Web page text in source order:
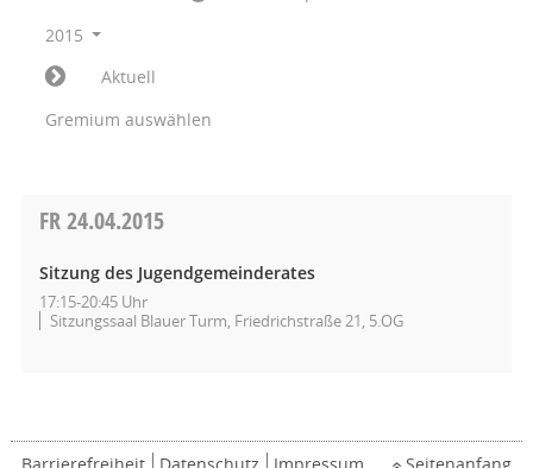
2015
Aktuell
Gremium auswählen
FR24.04.2015
Sitzung des Jugendgemeinderates
17:15-20:45 Uhr
Sitzungssaal Blauer Turm, Friedrichstraße 21, 5.OG